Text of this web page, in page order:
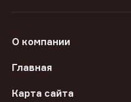
О компании
Главная
Карта сайта